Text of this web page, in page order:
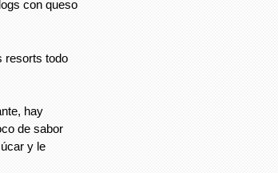
con queso
resorts todo
hay
de sabor
y le